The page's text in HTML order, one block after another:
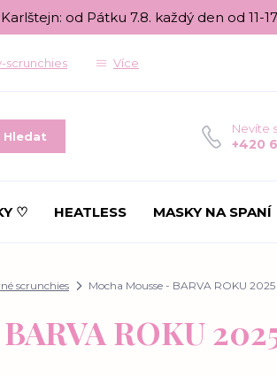
od Pátku 7.8. každý den od 11-
scrunchies Více
Hledat
Nevíte
+420
♡ HEATLESS MASKY NA SPANÍ
scrunchies Mocha Mousse - BARVA ROKU 2025
ROKU